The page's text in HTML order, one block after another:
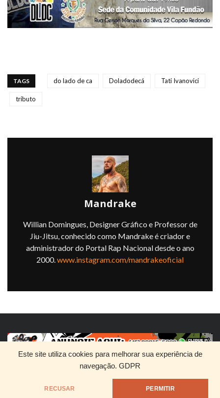
Este site utiliza cookies para melhorar sua experiência de
navegação. GDPR
RECUSAR PERMITIR
TAGS do lado de ca Doladodecá Tati Ivanovici
tributo
Mandrake
Willian Domingues, Designer Gráfico e Professor de
Jiu-Jitsu, conhecido como Mandrake é criador e
administrador do Portal Rap Nacional desde o ano
2000.www.instagram.com/mandrakeoficial
HOME QUEM SOMOS
DIVULGUE SEU RAP